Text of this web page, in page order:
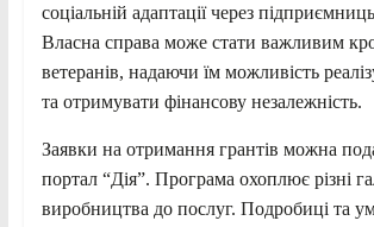
соціальній адаптації через
Власна справа може стати важливим
ветеранів, надаючи їм можливість
та отримувати фінансову незалежність.
Заявки на отримання грантів можна
портал “Дія”. Програма охоплює різні
виробництва до послуг. Подробиці та